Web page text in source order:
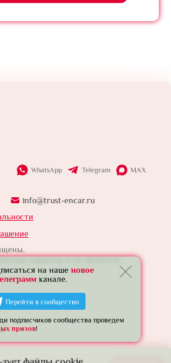
характер и не является
WhatsApp Telegram MAX
info@trust-encar.ru
на наше новое
канале.
Перейти в сообщество
подписчиков сообщества проведем
призов!